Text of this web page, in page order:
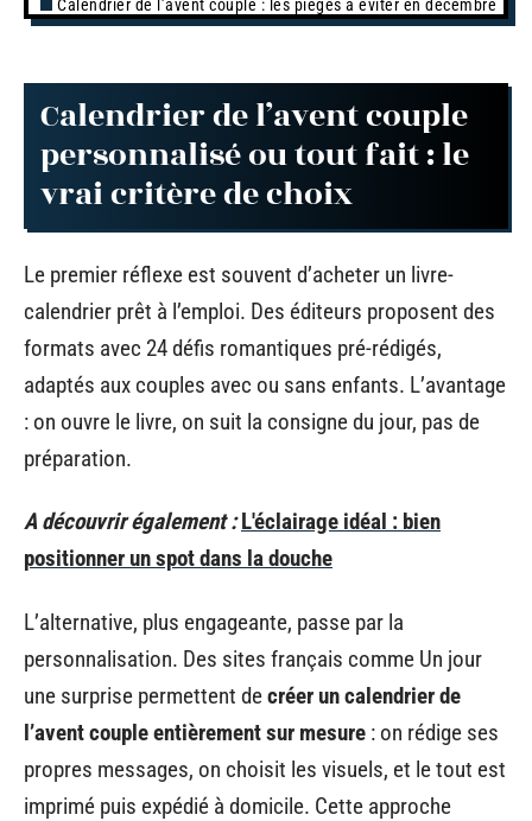
Calendrier de l’avent couple : les pièges à éviter en décembre
Calendrier de l’avent couple
personnalisé ou tout fait : le
vrai critère de choix
Le premier réflexe est souvent d’acheter un livre-
calendrier prêt à l’emploi. Des éditeurs proposent des
formats avec 24 défis romantiques pré-rédigés,
adaptés aux couples avec ou sans enfants. L’avantage
: on ouvre le livre, on suit la consigne du jour, pas de
préparation.
A découvrir également : L'éclairage idéal : bien
positionner un spot dans la douche
L’alternative, plus engageante, passe par la
personnalisation. Des sites français comme Un jour
une surprise permettent decréer un calendrier de
l’avent couple entièrement sur mesure : on rédige ses
propres messages, on choisit les visuels, et le tout est
imprimé puis expédié à domicile. Cette approche